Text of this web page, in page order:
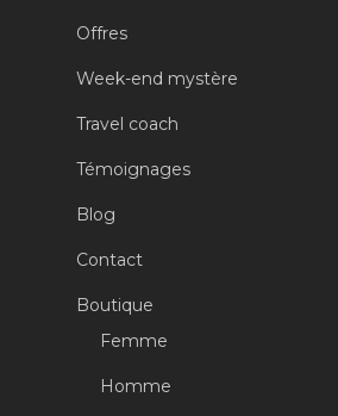
Offres
Week-end mystère
Travel coach
Témoignages
Blog
Contact
Boutique
Femme
Homme